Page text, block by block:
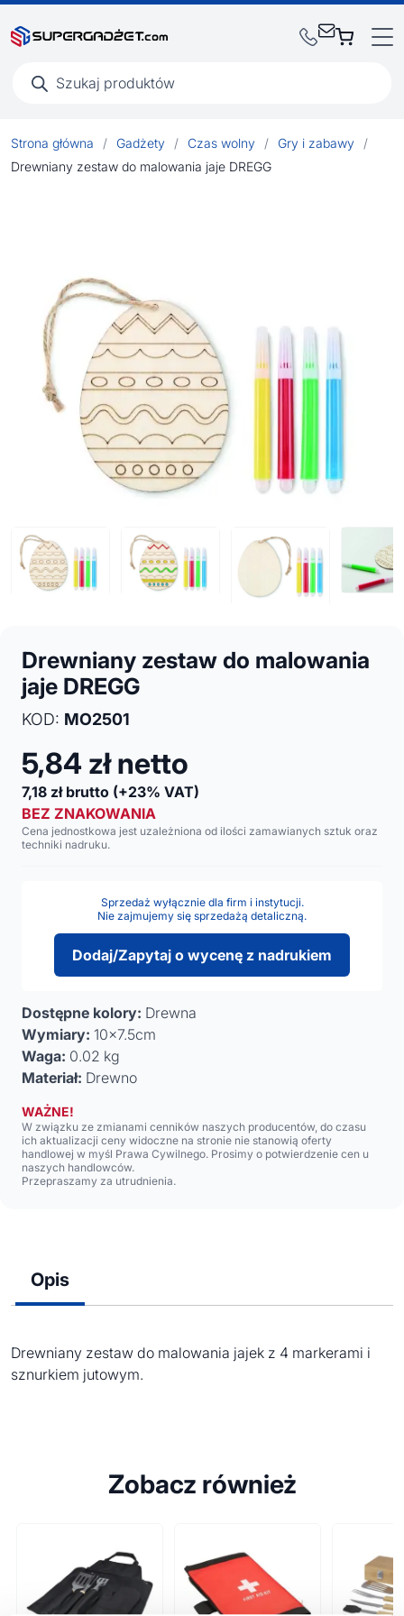
produktów
Strona główna / Gadżety / Czas wolny / Gry i zabawy
/
Drewniany zestaw do malowania jaje DREGG
Drewniany zestaw do malowania
jaje DREGG
KOD: MO2501
5,84 zł netto
7,18 zł brutto (+23% VAT)
BEZ ZNAKOWANIA
Cena jednostkowa jest uzależniona od ilości zamawianych sztuk oraz
techniki nadruku.
Sprzedaż wyłącznie dla firm i instytucji.
Nie zajmujemy się sprzedażą detaliczną.
Dodaj/Zapytaj o wycenę z nadrukiem
Dostępne kolory: Drewna
Wymiary: 10x7.5cm
Waga: 0.02 kg
Materiał: Drewno
WAŻNE!
W związku ze zmianami cenników naszych producentów, do czasu
ich aktualizacji ceny widoczne na stronie nie stanowią oferty
handlowej w myśl Prawa Cywilnego. Prosimy o potwierdzenie cen u
naszych handlowców.
Przepraszamy za utrudnienia.
Opis
Drewniany zestaw do malowania jajek z 4 markerami i
sznurkiem jutowym.
Zobacz również